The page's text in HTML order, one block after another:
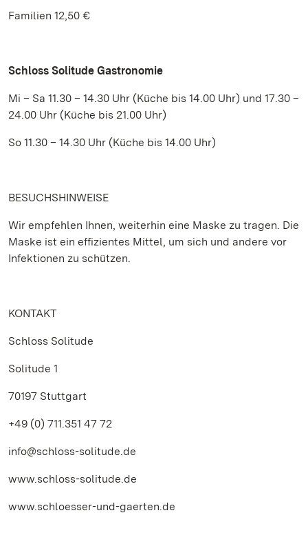
Familien 12,50 €
Schloss Solitude Gastronomie
Mi – Sa 11.30 – 14.30 Uhr (Küche bis 14.00 Uhr) und 17.30 –
24.00 Uhr (Küche bis 21.00 Uhr)
So 11.30 – 14.30 Uhr (Küche bis 14.00 Uhr)
BESUCHSHINWEISE
Wir empfehlen Ihnen, weiterhin eine Maske zu tragen. Die
Maske ist ein effizientes Mittel, um sich und andere vor
Infektionen zu schützen.
KONTAKT
Schloss Solitude
Solitude 1
70197 Stuttgart
+49 (0) 711.351 47 72
info@schloss-solitude.de
www.schloss-solitude.de
www.schloesser-und-gaerten.de